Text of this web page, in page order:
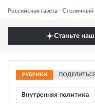
Российская газета -
Станьте
РУБРИКИ ПОДЕЛИТЬСЯ
Внутренняя политика